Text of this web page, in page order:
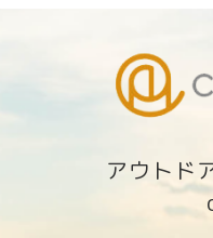
アウトド